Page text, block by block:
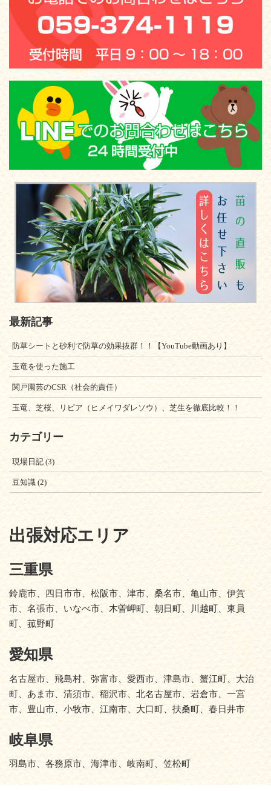
最新記事
防草シートと砂利で防草の効果抜群！！【YouTube動画あり】
玉竜を使った施工
関戸園芸のCSR（社会的責任）
玉竜、芝桜、リピア（ヒメイワダレソウ）、芝生を徹底比較！！
カテゴリー
現場日記 (3)
豆知識 (2)
出張対応エリア
三重県
鈴鹿市、四日市市、松阪市、津市、桑名市、亀山市、伊賀
市、名張市、いなべ市、木曽岬町、朝日町、川越町、東員
町、菰野町
愛知県
名古屋市、飛島村、弥富市、愛西市、津島市、蟹江町、大治
町、あま市、清須市、稲沢市、北名古屋市、岩倉市、一宮
市、豊山市、小牧市、江南市、大口町、扶桑町、春日井市
岐阜県
羽島市、各務原市、海津市、岐南町、笠松町